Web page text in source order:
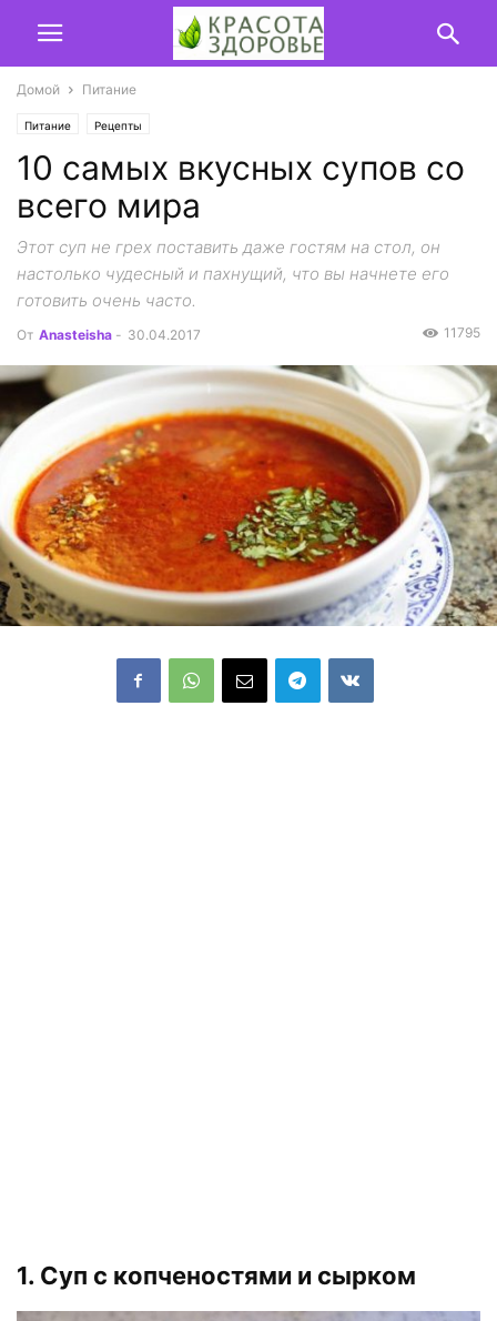
Домой Питание
Питание Рецепты
10 самых вкусных супов со
всего мира
Этот суп не грех поставить даже гостям на стол, он
настолько чудесный и пахнущий, что вы начнете его
готовить очень часто.
От Anasteisha - 30.04.2017 11795
1. Суп с копченостями и сырком